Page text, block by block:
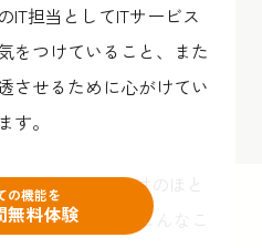
IT担当としてITサービス
をつけていること、また
させるために心がけてい
す。
導入するきっかけのほと
クエストです。こんなこ
の機能を
無料体験